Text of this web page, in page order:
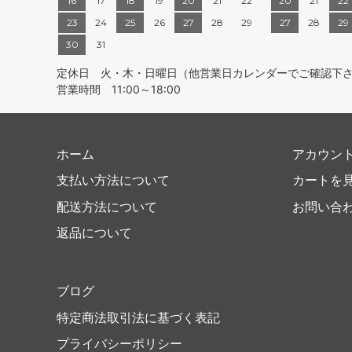
23
24 25 26 27 28
29
30
31
27
28 29
定休日 火・木・日曜日（他営業日カレンダーでご確認下さ
営業時間 11:00～18:00
ホーム
支払い方法について
配送方法について
返品について
アカウント
カートを
お問い合
ブログ
特定商法取引法に基づく表記
プライバシーポリシー